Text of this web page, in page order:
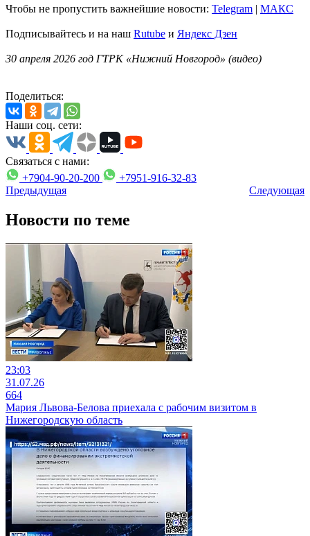
Чтобы не пропустить важнейшие новости: Telegram | MAКС
Подписывайтесь и на наш Rutube и Яндекс Дзен
30 апреля 2026 год ГТРК «Нижний Новгород» (видео)
Поделиться:
Наши соц. сети:
Связаться с нами:
+7904-90-20-200
+7951-916-32-83
Предыдущая
Следующая
Новости по теме
23:03
31.07.26
664
Мария Львова-Белова приехала с рабочим визитом в
Нижегородскую область